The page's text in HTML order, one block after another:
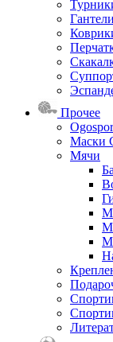
Прочее
Маски
Мячи